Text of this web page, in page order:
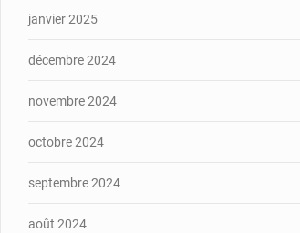
janvier 2025
décembre 2024
novembre 2024
octobre 2024
septembre 2024
août 2024